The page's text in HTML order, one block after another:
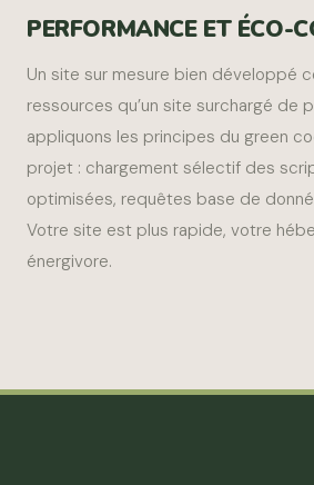
PERFORMANCE ET ÉCO-
Un site sur mesure bien développé
ressources qu’un site surchargé de
appliquons les principes du green
projet : chargement sélectif des
optimisées, requêtes base de
Votre site est plus rapide, votre
énergivore.